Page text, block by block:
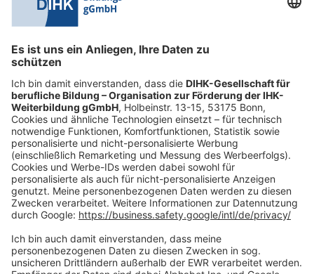
0228 6205 205
Fr.:
09:00-14:00 Uhr
shop@dihk-bildung.shop
Vertrag widerrufen
Zahlungsarten
Social Media